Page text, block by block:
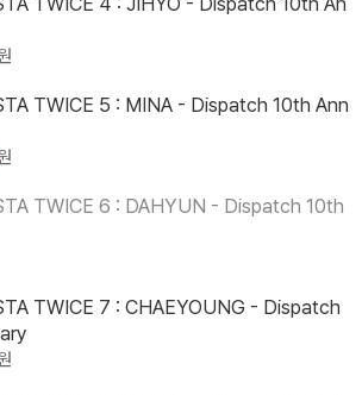
TWICE 5 : MINA - Dispatch 10th Ann
TWICE 6 : DAHYUN - Dispatch 10th
TWICE 7 : CHAEYOUNG - Dispatch